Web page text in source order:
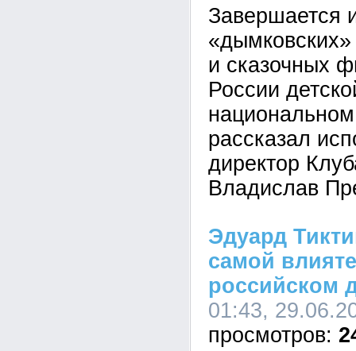
Завершается
и сказочных
России
рассказал
директор
Владислав
Эдуард
самой
российском
01:43,